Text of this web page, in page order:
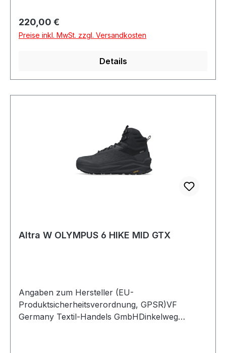
Regulärer Preis:
220,00 €
Preise inkl. MwSt. zzgl. Versandkosten
Details
Altra W OLYMPUS 6 HIKE MID GTX
Angaben zum Hersteller (EU-
Produktsicherheitsverordnung, GPSR)VF
Germany Textil-Handels GmbHDinkelweg